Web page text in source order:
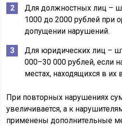
Для должностных лиц –
1000 до 2000 рублей при
допущении нарушений.
Для юридических лиц –
000–30 000 рублей, если
местах, находящихся в их
При повторных нарушениях
увеличивается, а к
применены дополнительные